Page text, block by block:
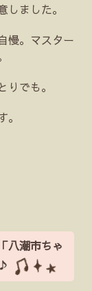
ました。
慢。マスター
でも。
八潮市ちゃ